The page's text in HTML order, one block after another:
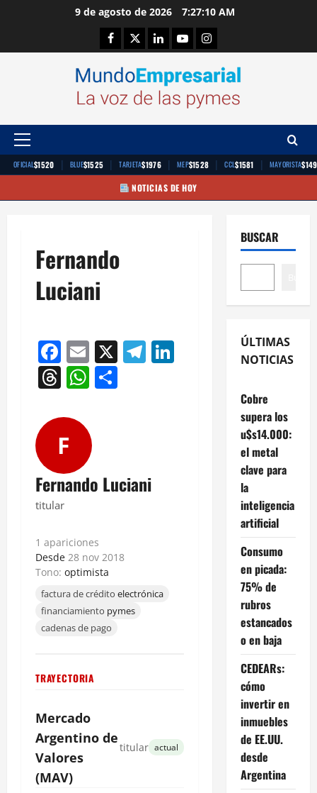
9 de agosto de 2026 7:27:11 AM
Facebook
TwitterLinkedinYoutubeInstagram
Menú
principal
OFICIAL$1520 | BLUE$1525 | TARJETA$1976 | MEP$1528 | CCL$1581 | MAYORISTA
NOTICIAS DE HOY
Fernando
Luciani
Facebook
Email
X Telegram
LinkedIn
Threads
WhatsApp
F
Fernando Luciani
titular
1 apariciones
Desde 28 nov 2018
Tono: optimista
factura de crédito electrónica
financiamiento pymes
cadenas de pago
TRAYECTORIA
Mercado
Argentino de
Valores
(MAV)
titular actual
BUSCAR
ÚLTIMAS
NOTICIAS
Cobre
supera los
u$s14.000:
el metal
clave para
la
inteligencia
artificial
Consumo
en picada:
75% de
rubros
estancados
o en baja
CEDEARs:
cómo
invertir en
inmuebles
de EE.UU.
desde
Argentina